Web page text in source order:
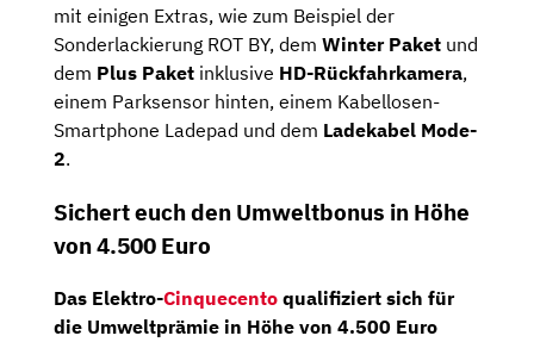
mit einigen Extras, wie zum Beispiel der
Sonderlackierung ROT BY, dem Winter Paket und
dem Plus Paket inklusive HD-Rückfahrkamera,
einem Parksensor hinten, einem Kabellosen-
Smartphone Ladepad und dem Ladekabel Mode-
2.
Sichert euch den Umweltbonus in Höhe
von 4.500 Euro
Das Elektro-Cinquecento qualifiziert sich für
die Umweltprämie in Höhe von 4.500 Euro